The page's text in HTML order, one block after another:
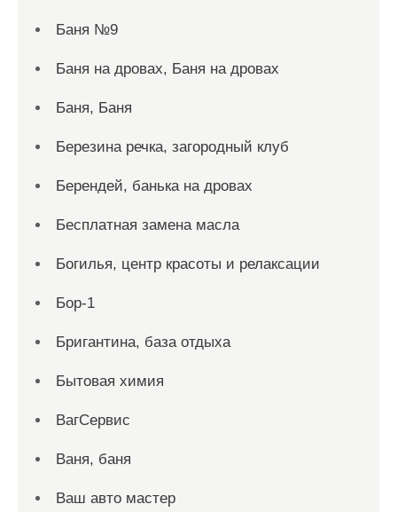
Баня №9
Баня на дровах, Баня на дровах
Баня, Баня
Березина речка, загородный клуб
Берендей, банька на дровах
Бесплатная замена масла
Богилья, центр красоты и релаксации
Бор-1
Бригантина, база отдыха
Бытовая химия
ВагСервис
Ваня, баня
Ваш авто мастер